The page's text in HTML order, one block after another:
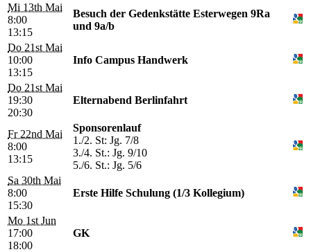
Mi 13th Mai
8:00
13:15
Besuch der Gedenkstätte Esterwegen 9Ra
und 9a/b
Do 21st Mai
10:00
13:15
Info Campus Handwerk
Do 21st Mai
19:30
20:30
Elternabend Berlinfahrt
Fr 22nd Mai
8:00
13:15
Sponsorenlauf
1./2. St: Jg. 7/8
3./4. St.: Jg. 9/10
5./6. St.: Jg. 5/6
Sa 30th Mai
8:00
15:30
Erste Hilfe Schulung (1/3 Kollegium)
Mo 1st Jun
17:00
18:00
GK